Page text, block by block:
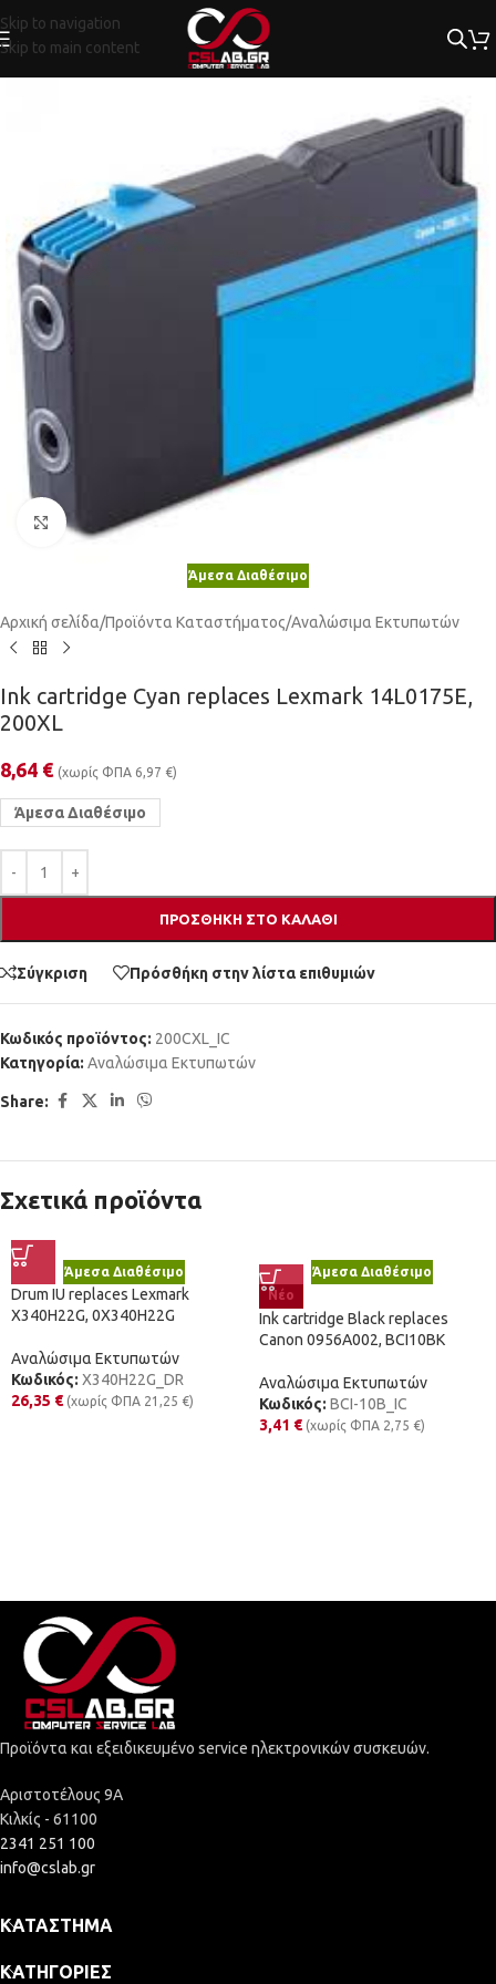
Skip to navigation
Skip to main content
Κλικ για μεγέθυνση
Άμεσα Διαθέσιμο
Αρχική σελίδα/Προϊόντα Καταστήματος/Αναλώσιμα Εκτυπωτών
Ink cartridge Cyan replaces Lexmark 14L0175E,
200XL
8,64 € (χωρίς ΦΠΑ 6,97 €)
Άμεσα Διαθέσιμο
ΠΡΟΣΘΉΚΗ ΣΤΟ ΚΑΛΆΘΙ
Σύγκριση Πρόσθήκη στην λίστα επιθυμιών
Κωδικός προϊόντος: 200CXL_IC
Κατηγορία: Αναλώσιμα Εκτυπωτών
Share:
Σχετικά προϊόντα
Άμεσα Διαθέσιμο
Drum IU replaces Lexmark
X340H22G, 0X340H22G
Αναλώσιμα Εκτυπωτών
Κωδικός: X340H22G_DR
26,35 € (χωρίς ΦΠΑ 21,25 €)
Άμεσα Διαθέσιμο
Νέο
Ink cartridge Black replaces
Canon 0956A002, BCI10BK
Αναλώσιμα Εκτυπωτών
Κωδικός: BCI-10B_IC
3,41 € (χωρίς ΦΠΑ 2,75 €)
Προϊόντα και εξειδικευμένο service ηλεκτρονικών συσκευών.
Αριστοτέλους 9Α
Κιλκίς - 61100
2341 251 100
info@cslab.gr
ΚΑΤΆΣΤΗΜΑ
ΚΑΤΗΓΟΡΊΕΣ